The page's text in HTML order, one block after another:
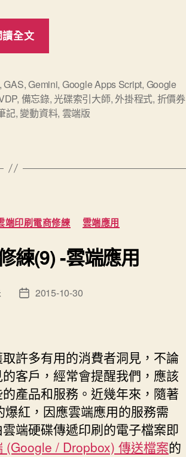
讀全文
版
CDIndex
光
轉
為
雲
端
算
表
筆
記”
,GAS,Gemini, Google Apps Script, Google
, 備忘錄, 光碟索引大師,外掛程式, 折價券
記, 變動資料, 雲端版
分
類
端印刷電商修練 雲端應用
練(9) -雲端應用
文
日
期
2015-10-30
取許多有用的消費者洞見，不論
客戶，經常會提醒我們，應該
產品和服務。近幾年來，隨著
紅，因應雲端應用的服務需
端硬碟傳遞印刷的電子檔案即
(Google / Dropbox) 傳送檔案的